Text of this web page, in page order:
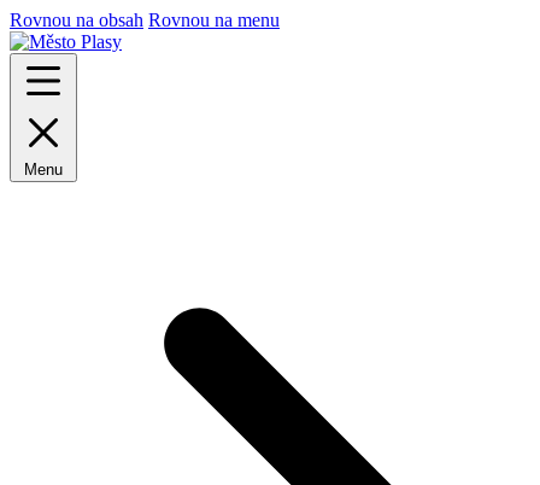
Rovnou na obsah Rovnou na menu
Menu